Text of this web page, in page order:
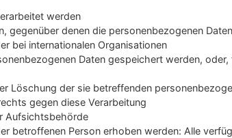
werden
gegenüber denen die personenbezogenen
bei internationalen Organisationen
Daten gespeichert werden,
Löschung der sie betreffenden
gegen diese Verarbeitung
Aufsichtsbehörde
betroffenen Person erhoben werden: Alle